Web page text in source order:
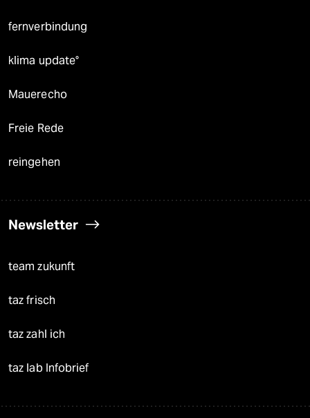
fernverbindung
klima update°
Mauerecho
Freie Rede
reingehen
Newsletter
team zukunft
taz frisch
taz zahl ich
taz lab Infobrief